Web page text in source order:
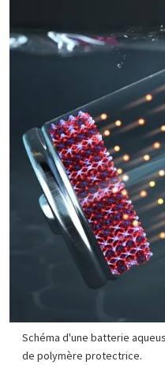
Schéma d'une batterie
de polymère protectrice.